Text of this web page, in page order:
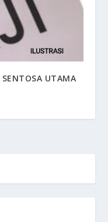
SENTOSA UTAMA